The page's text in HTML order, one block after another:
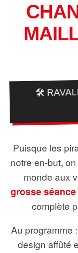
🛠️
Puisque les
notre en-but,
monde aux
grosse
complète
Au programme
design affûté